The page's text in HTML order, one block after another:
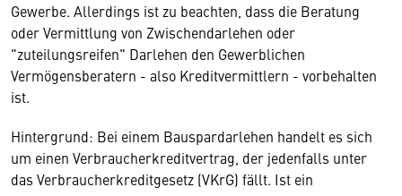
Gewerbe. Allerdings ist zu beachten, dass die Beratung
oder Vermittlung von Zwischendarlehen oder
"zuteilungsreifen" Darlehen den Gewerblichen
Vermögensberatern - also Kreditvermittlern - vorbehalten
ist.
Hintergrund: Bei einem Bauspardarlehen handelt es sich
um einen Verbraucherkreditvertrag, der jedenfalls unter
das Verbraucherkreditgesetz (VKrG) fällt. Ist ein